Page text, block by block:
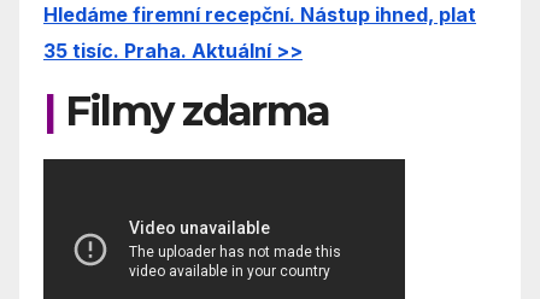
Hledáme firemní recepční. Nástup ihned, plat
35 tisíc. Praha. Aktuální >>
| Filmy zdarma